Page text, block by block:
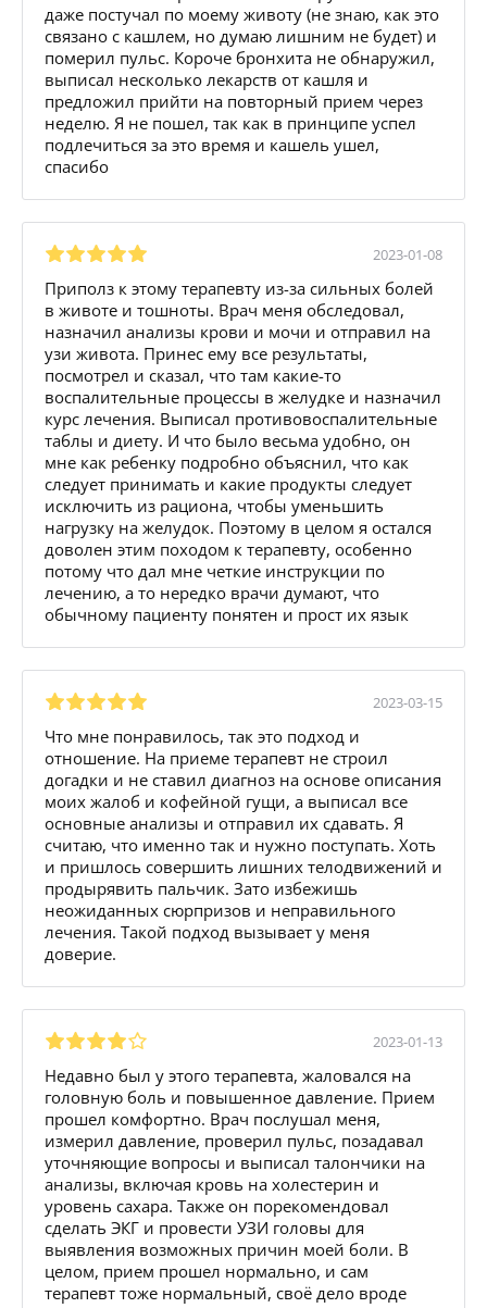
даже постучал по моему животу (не знаю, как это
связано с кашлем, но думаю лишним не будет) и
померил пульс. Короче бронхита не обнаружил,
выписал несколько лекарств от кашля и
предложил прийти на повторный прием через
неделю. Я не пошел, так как в принципе успел
подлечиться за это время и кашель ушел,
спасибо
2023-01-08
Приполз к этому терапевту из-за сильных болей
в животе и тошноты. Врач меня обследовал,
назначил анализы крови и мочи и отправил на
узи живота. Принес ему все результаты,
посмотрел и сказал, что там какие-то
воспалительные процессы в желудке и назначил
курс лечения. Выписал противовоспалительные
таблы и диету. И что было весьма удобно, он
мне как ребенку подробно объяснил, что как
следует принимать и какие продукты следует
исключить из рациона, чтобы уменьшить
нагрузку на желудок. Поэтому в целом я остался
доволен этим походом к терапевту, особенно
потому что дал мне четкие инструкции по
лечению, а то нередко врачи думают, что
обычному пациенту понятен и прост их язык
2023-03-15
Что мне понравилось, так это подход и
отношение. На приеме терапевт не строил
догадки и не ставил диагноз на основе описания
моих жалоб и кофейной гущи, а выписал все
основные анализы и отправил их сдавать. Я
считаю, что именно так и нужно поступать. Хоть
и пришлось совершить лишних телодвижений и
продырявить пальчик. Зато избежишь
неожиданных сюрпризов и неправильного
лечения. Такой подход вызывает у меня
доверие.
2023-01-13
Недавно был у этого терапевта, жаловался на
головную боль и повышенное давление. Прием
прошел комфортно. Врач послушал меня,
измерил давление, проверил пульс, позадавал
уточняющие вопросы и выписал талончики на
анализы, включая кровь на холестерин и
уровень сахара. Также он порекомендовал
сделать ЭКГ и провести УЗИ головы для
выявления возможных причин моей боли. В
целом, прием прошел нормально, и сам
терапевт тоже нормальный, своё дело вроде